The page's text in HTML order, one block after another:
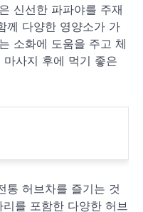
신선한 파파야를 주재
께 다양한 영양소가 가
소화에 도움을 주고 체
사지 후에 먹기 좋은
통 허브차를 즐기는 것
를 포함한 다양한 허브